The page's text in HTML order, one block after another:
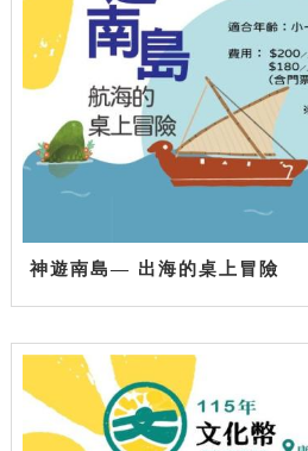
神遊南島— 出海的桌上冒險